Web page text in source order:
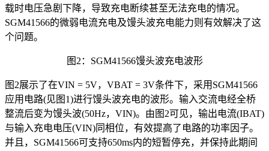
载时电压急剧下降，导致充电断续甚至无法充电的情况。
SGM41566的微弱电流充电及馒头波充电能力则有效解决了这
个问题。
图2：SGM41566馒头波充电波形
图2展示了在VIN = 5V，VBAT = 3V条件下，采用SGM41566
应用电路(见图1)进行馒头波充电的波形。输入交流电经全桥
整流后变为馒头波(50Hz，VIN)。由图2可见，输出电流(IBAT)
与输入充电电压(VIN)同相位，有效提高了电路的功率因子。
并且，SGM41566可支持650ms内的短暂停充，并保持此期间